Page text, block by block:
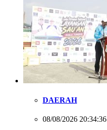
DAERAH
08/08/2026 20:34:36